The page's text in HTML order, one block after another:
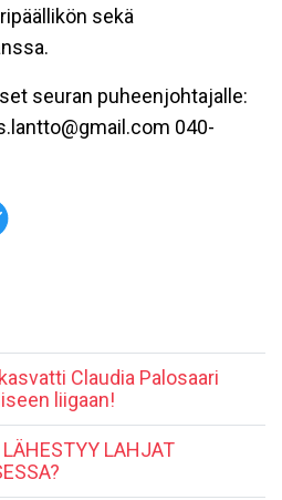
sekä
seuran puheenjohtajalle:
040-
Claudia Palosaari
liigaan!
LÄHESTYY LAHJAT